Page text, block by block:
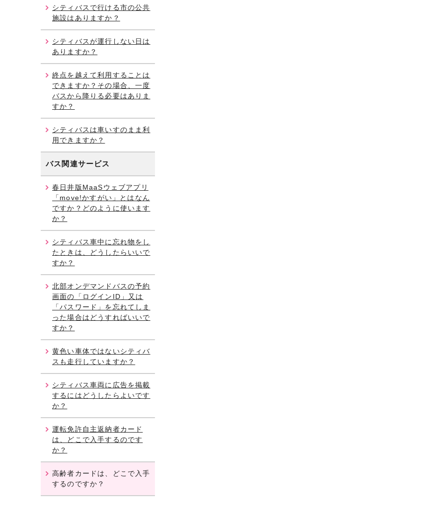
シティバスで行ける市の公共
施設はありますか？
シティバスが運行しない日は
ありますか？
終点を越えて利用することは
できますか？その場合、一度
バスから降りる必要はありま
すか？
シティバスは車いすのまま利
用できますか？
バス関連サービス
春日井版MaaSウェブアプリ
「move!かすがい」とはなん
ですか？どのように使います
か？
シティバス車中に忘れ物をし
たときは、どうしたらいいで
すか？
北部オンデマンドバスの予約
画面の「ログインID」又は
「パスワード」を忘れてしま
った場合はどうすればいいで
すか？
黄色い車体ではないシティバ
スも走行していますか？
シティバス車両に広告を掲載
するにはどうしたらよいです
か？
運転免許自主返納者カード
は、どこで入手するのです
か？
高齢者カードは、どこで入手
するのですか？